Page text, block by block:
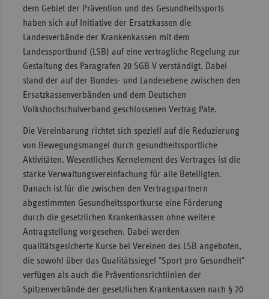
dem Gebiet der Prävention und des Gesundheitssports
haben sich auf Initiative der Ersatzkassen die
Landesverbände der Krankenkassen mit dem
Landessportbund (LSB) auf eine vertragliche Regelung zur
Gestaltung des Paragrafen 20 SGB V verständigt. Dabei
stand der auf der Bundes- und Landesebene zwischen den
Ersatzkassenverbänden und dem Deutschen
Volkshochschulverband geschlossenen Vertrag Pate.
Die Vereinbarung richtet sich speziell auf die Reduzierung
von Bewegungsmangel durch gesundheitssportliche
Aktivitäten. Wesentliches Kernelement des Vertrages ist die
starke Verwaltungsvereinfachung für alle Beteiligten.
Danach ist für die zwischen den Vertragspartnern
abgestimmten Gesundheitssportkurse eine Förderung
durch die gesetzlichen Krankenkassen ohne weitere
Antragstellung vorgesehen. Dabei werden
qualitätsgesicherte Kurse bei Vereinen des LSB angeboten,
die sowohl über das Qualitätssiegel "Sport pro Gesundheit"
verfügen als auch die Präventionsrichtlinien der
Spitzenverbände der gesetzlichen Krankenkassen nach § 20